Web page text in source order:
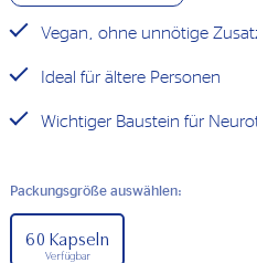
Vegan, ohne unnötige
Ideal für ältere Personen
Wichtiger Baustein für
Packungsgröße auswählen:
60 Kapseln
Verfügbar